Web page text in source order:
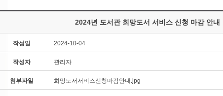
2024년 도서관 희망도서 서비스 신청 마감 안내
작성일 2024-10-04
작성자 관리자
첨부파일 희망도서서비스신청마감안내.jpg